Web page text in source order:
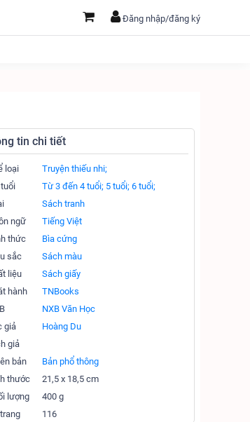
Đăng nhập/đăng ký
tin chi tiết
loại
Truyện thiếu nhi;
Từ 3 đến 4 tuổi; 5 tuổi; 6 tuổi;
Sách tranh
ngữ
Tiếng Việt
thức
Bìa cứng
sắc
Sách màu
liệu
Sách giấy
hành
TNBooks
NXB Văn Học
giả
Hoàng Du
giả
bản
Bản phổ thông
thước
21,5 x 18,5 cm
lượng
400 g
116